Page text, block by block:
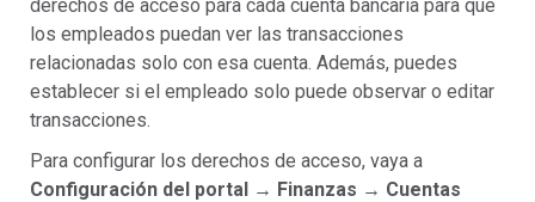
derechos de acceso para cada cuenta bancaria para que
los empleados puedan ver las transacciones
relacionadas solo con esa cuenta. Además, puedes
establecer si el empleado solo puede observar o editar
transacciones.
Para configurar los derechos de acceso, vaya a
Configuración del portal → Finanzas → Cuentas